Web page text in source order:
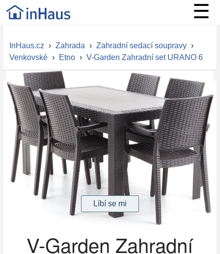
☰
InHaus.cz › Zahrada › Zahradní sedací soupravy ›
Venkovské › Etno › V-Garden Zahradní set URANO 6
V-Garden Zahradní